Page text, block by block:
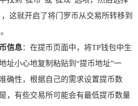
这就开启了将门罗币从交易所转移到
信息：在提币页面中，将TP钱包中生
址小心地复制粘贴到“提币地址”一
确性，根据自己的需求设置提币数
，有些交易所可能会有最低提币数量